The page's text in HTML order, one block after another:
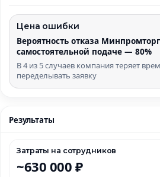
Цена ошибки
Вероятность отказа
самостоятельной подаче — 80%
В 4 из 5 случаев компания теряет
переделывать заявку
Результаты
Затраты на сотрудников
~630 000 ₽